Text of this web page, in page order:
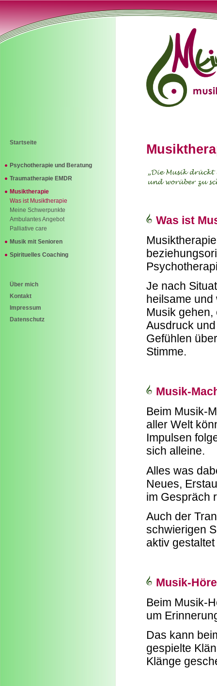
Was ist
Je nach
heilsame
Musik
Ausdruck
Gefühlen
Stimme.
Musik-
Beim Musik-
aller Welt
Impulsen
sich alleine.
Alles was
Neues,
im Gespräch
Auch der
schwierigen
aktiv
Musik-
Beim Musik-
um
Das kann
gespielte
Klänge
Startseite
Psychotherapie und Beratung
Traumatherapie EMDR
Musiktherapie
Was ist Musiktherapie
Meine Schwerpunkte
Ambulantes Angebot
Palliative care
Musik mit Senioren
Spirituelles Coaching
Über mich
Kontakt
Impressum
Datenschutz